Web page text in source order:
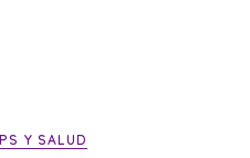
Y SALUD